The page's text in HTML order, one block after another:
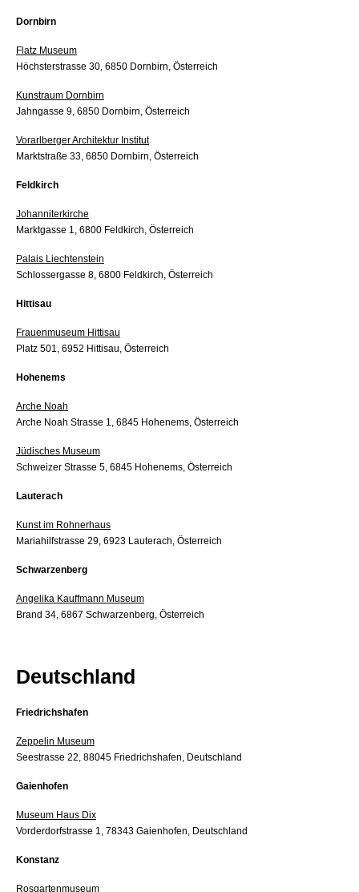
Dornbirn
Flatz Museum
Höchsterstrasse 30, 6850 Dornbirn, Österreich
Kunstraum Dornbirn
Jahngasse 9, 6850 Dornbirn, Österreich
Vorarlberger Architektur Institut
Marktstraße 33, 6850 Dornbirn, Österreich
Feldkirch
Johanniterkirche
Marktgasse 1, 6800 Feldkirch, Österreich
Palais Liechtenstein
Schlossergasse 8, 6800 Feldkirch, Österreich
Hittisau
Frauenmuseum Hittisau
Platz 501, 6952 Hittisau, Österreich
Hohenems
Arche Noah
Arche Noah Strasse 1, 6845 Hohenems, Österreich
Jüdisches Museum
Schweizer Strasse 5, 6845 Hohenems, Österreich
Lauterach
Kunst im Rohnerhaus
Mariahilfstrasse 29, 6923 Lauterach, Österreich
Schwarzenberg
Angelika Kauffmann Museum
Brand 34, 6867 Schwarzenberg, Österreich
Deutschland
Friedrichshafen
Zeppelin Museum
Seestrasse 22, 88045 Friedrichshafen, Deutschland
Gaienhofen
Museum Haus Dix
Vorderdorfstrasse 1, 78343 Gaienhofen, Deutschland
Konstanz
Rosgartenmuseum